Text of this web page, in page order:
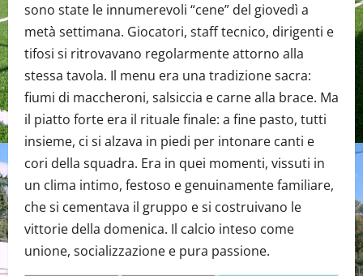
sono state le innumerevoli “cene” del giovedì a
metà settimana. Giocatori, staff tecnico, dirigenti e
tifosi si ritrovavano regolarmente attorno alla
stessa tavola. Il menu era una tradizione sacra:
fiumi di maccheroni, salsiccia e carne alla brace. Ma
il piatto forte era il rituale finale: a fine pasto, tutti
insieme, ci si alzava in piedi per intonare canti e
cori della squadra. Era in quei momenti, vissuti in
un clima intimo, festoso e genuinamente familiare,
che si cementava il gruppo e si costruivano le
vittorie della domenica. Il calcio inteso come
unione, socializzazione e pura passione.